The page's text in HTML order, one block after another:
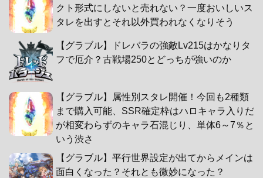
クト形式にしないと売れない？一度おいしいス
タレを出すとそれ以外買われなくなりそう
【グラブル】ドレバラの強敵Lv215はかなりタ
フで厄介？古戦場250とどっちが強いのか
【グラブル】属性別スタレ開催！今回も2種類
まで購入可能、SSR確定枠はハロキャラ入りだ
が相変わらずのキャラ石混じり、単体6～7％と
いう渋さ
【グラブル】平行世界設定が出てからメインは
面白くなった？それとも微妙になった？